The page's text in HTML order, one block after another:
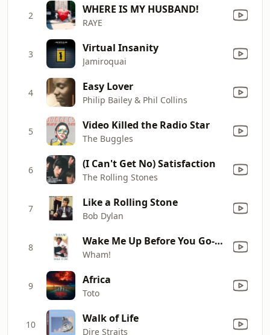
2 WHERE IS MY HUSBAND!
RAYE
3 Virtual Insanity
Jamiroquai
4 Easy Lover
Philip Bailey & Phil Collins
5 Video Killed the Radio Star
The Buggles
6 (I Can't Get No) Satisfaction
The Rolling Stones
7 Like a Rolling Stone
Bob Dylan
8 Wake Me Up Before You Go-Go
Wham!
9 Africa
Toto
10 Walk of Life
Dire Straits